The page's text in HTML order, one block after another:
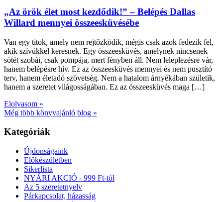
„Az örök élet most kezdődik!” – Belépés Dallas
Willard mennyei összeesküvésébe
Van egy titok, amely nem rejtőzködik, mégis csak azok fedezik fel,
akik szívükkel keresnek. Egy összeesküvés, amelynek nincsenek
sötét szobái, csak pompája, mert fényben áll. Nem leleplezésre vár,
hanem belépésre hív. Ez az összeesküvés mennyei és nem pusztító
terv, hanem életadó szövetség. Nem a hatalom árnyékában születik,
hanem a szeretet világosságában. Ez az összeesküvés maga […]
Elolvasom »
Még több könyvajánló blog »
Kategóriák
Újdonságaink
Előkészületben
Sikerlista
NYÁRI AKCIÓ - 999 Ft-tól
Az 5 szeretetnyelv
Párkapcsolat, házasság